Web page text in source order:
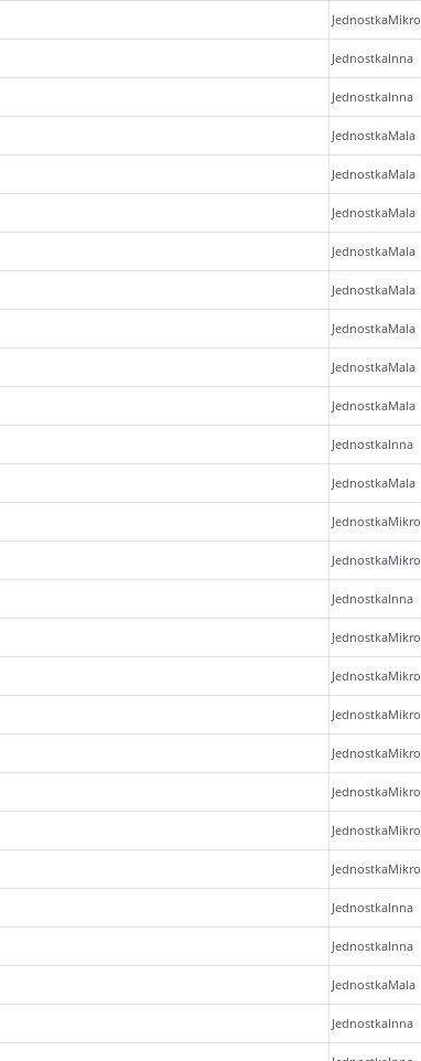
JednostkaMikro
JednostkaInna
JednostkaInna
JednostkaMala
JednostkaMala
JednostkaMala
JednostkaMala
JednostkaMala
JednostkaMala
JednostkaMala
JednostkaMala
JednostkaInna
JednostkaMala
JednostkaMikro
JednostkaMikro
JednostkaInna
JednostkaMikro
JednostkaMikro
JednostkaMikro
JednostkaMikro
JednostkaMikro
JednostkaMikro
JednostkaMikro
JednostkaInna
JednostkaInna
JednostkaMala
JednostkaInna